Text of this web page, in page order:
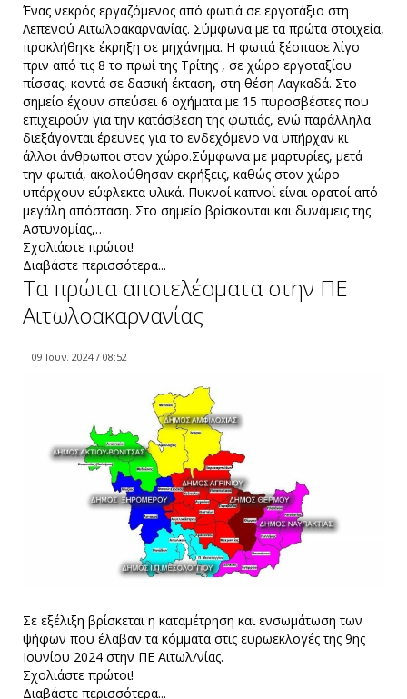
Ένας νεκρός εργαζόμενος από φωτιά σε εργοτάξιο στη
Λεπενού Αιτωλοακαρνανίας. Σύμφωνα με τα πρώτα στοιχεία,
προκλήθηκε έκρηξη σε μηχάνημα. H φωτιά ξέσπασε λίγο
πριν από τις 8 το πρωί της Τρίτης , σε χώρο εργοταξίου
πίσσας, κοντά σε δασική έκταση, στη θέση Λαγκαδά. Στο
σημείο έχουν σπεύσει 6 οχήματα με 15 πυροσβέστες που
επιχειρούν για την κατάσβεση της φωτιάς, ενώ παράλληλα
διεξάγονται έρευνες για το ενδεχόμενο να υπήρχαν κι
άλλοι άνθρωποι στον χώρο.Σύμφωνα με μαρτυρίες, μετά
την φωτιά, ακολούθησαν εκρήξεις, καθώς στον χώρο
υπάρχουν εύφλεκτα υλικά. Πυκνοί καπνοί είναι ορατοί από
μεγάλη απόσταση. Στο σημείο βρίσκονται και δυνάμεις της
Αστυνομίας,…
Σχολιάστε πρώτοι!
Διαβάστε περισσότερα...
Τα πρώτα αποτελέσματα στην ΠΕ
Αιτωλοακαρνανίας
09 Ιουν. 2024 / 08:52
Σε εξέλιξη βρίσκεται η καταμέτρηση και ενσωμάτωση των
ψήφων που έλαβαν τα κόμματα στις ευρωεκλογές της 9ης
Ιουνίου 2024 στην ΠΕ Αιτωλ/νίας.
Σχολιάστε πρώτοι!
Διαβάστε περισσότερα...